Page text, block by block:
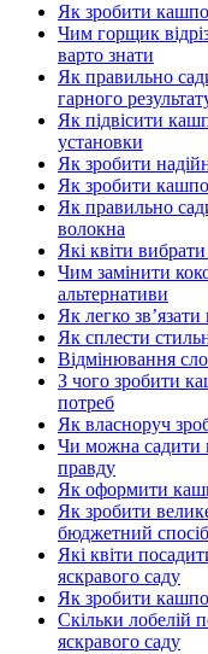
Як зробити
Чим горщик
варто знати
Як правильно
гарного
Як підвісити
установки
Як зробити
Як зробити кашпо
Як правильно
волокна
Які квіти
Чим замінити
альтернативи
Як легко
Як сплести
Відмінювання
З чого зробити
потреб
Як власноруч
Чи можна садити
правду
Як оформити
Як зробити
бюджетний спосіб
Які квіти
яскравого саду
Як зробити кашпо
Скільки лобелій
яскравого саду